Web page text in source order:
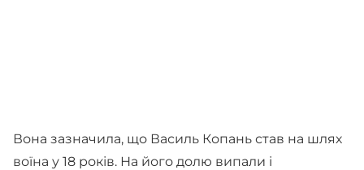
Вона зазначила, що Василь Копань став на шлях
воїна у 18 років. На його долю випали і